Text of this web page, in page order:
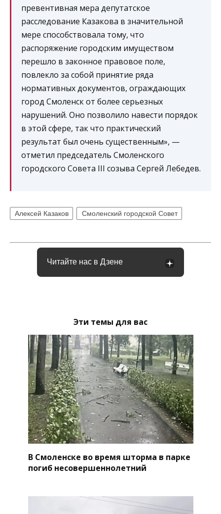
превентивная мера депутатское
расследование Казакова в значительной
мере способствовала тому, что
распоряжение городским имуществом
перешло в законное правовое поле,
повлекло за собой принятие ряда
нормативных документов, ограждающих
город Смоленск от более серьезных
нарушений. Оно позволило навести порядок
в этой сфере, так что практический
результат был очень существенным», —
отметил председатель Смоленского
городского Совета III созыва Сергей Лебедев.
Алексей Казаков Смоленский городской Совет
Читайте нас в Дзене
Эти темы для вас
В Смоленске во время шторма в парке
погиб несовершеннолетний